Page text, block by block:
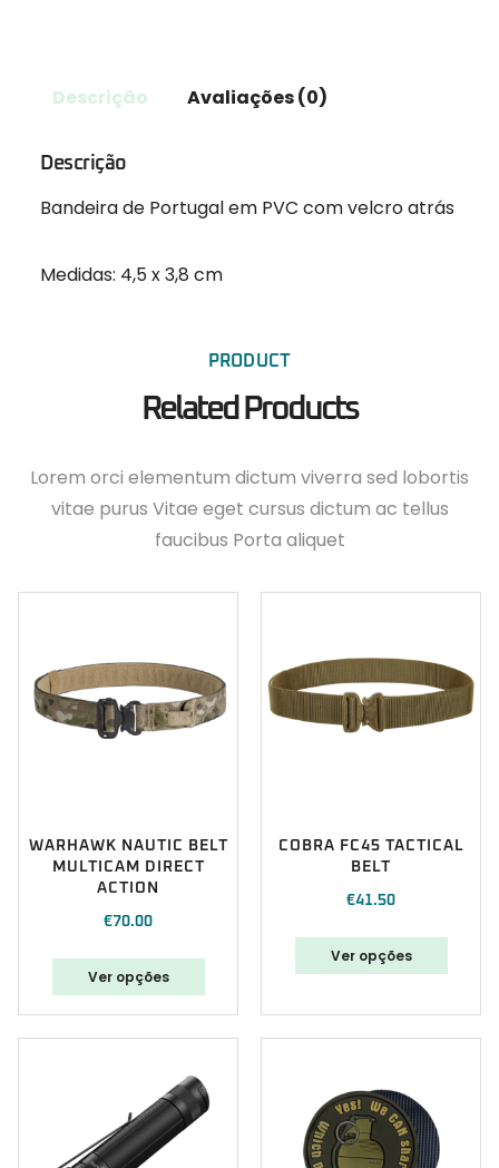
Descrição Avaliações (0)
Descrição
Bandeira de Portugal em PVC com velcro atrás
Medidas: 4,5 x 3,8 cm
PRODUCT
Related Products
Lorem orci elementum dictum viverra sed lobortis
vitae purus Vitae eget cursus dictum ac tellus
faucibus Porta aliquet
WARHAWK NAUTIC BELT
MULTICAM DIRECT
ACTION
€70.00
Ver opções
COBRA FC45 TACTICAL
BELT
€41.50
Ver opções